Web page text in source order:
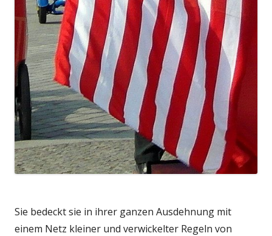
Sie bedeckt sie in ihrer ganzen Ausdehnung mit
einem Netz kleiner und verwickelter Regeln von